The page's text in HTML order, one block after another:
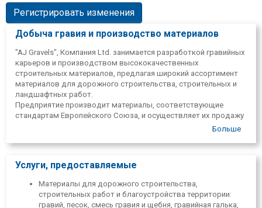
Регистрировать изменения
Добыча гравия и производство материалов
"AJ Gravels", Компания Ltd. занимается разработкой гравийных
карьеров и производством высококачественных
строительных материалов, предлагая широкий ассортимент
материалов для дорожного строительства, строительных и
ландшафтных работ.
Предприятие производит материалы, соответствующие
стандартам Европейского Союза, и осуществляет их продажу
и доставку клиентам по всей Латгалии. В зависимости отБольше
Услуги, предоставляемые
Материалы для дорожного строительства,
строительных работ и благоустройства территории:
гравий, песок, смесь гравия и щебня, гравийная галька,